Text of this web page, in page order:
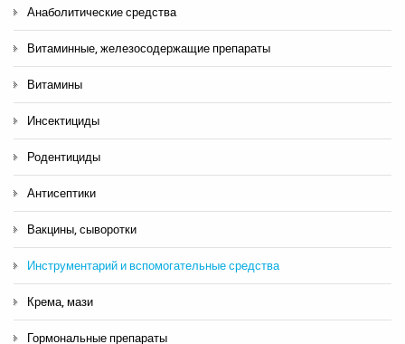
Анаболитические средства
Витаминные, железосодержащие препараты
Витамины
Инсектициды
Родентициды
Антисептики
Вакцины, сыворотки
Инструментарий и вспомогательные средства
Крема, мази
Гормональные препараты